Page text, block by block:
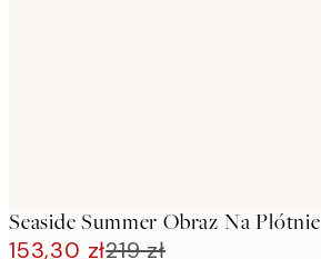
Seaside Summer Obraz Na Płótnie
153,30 zł219 zł